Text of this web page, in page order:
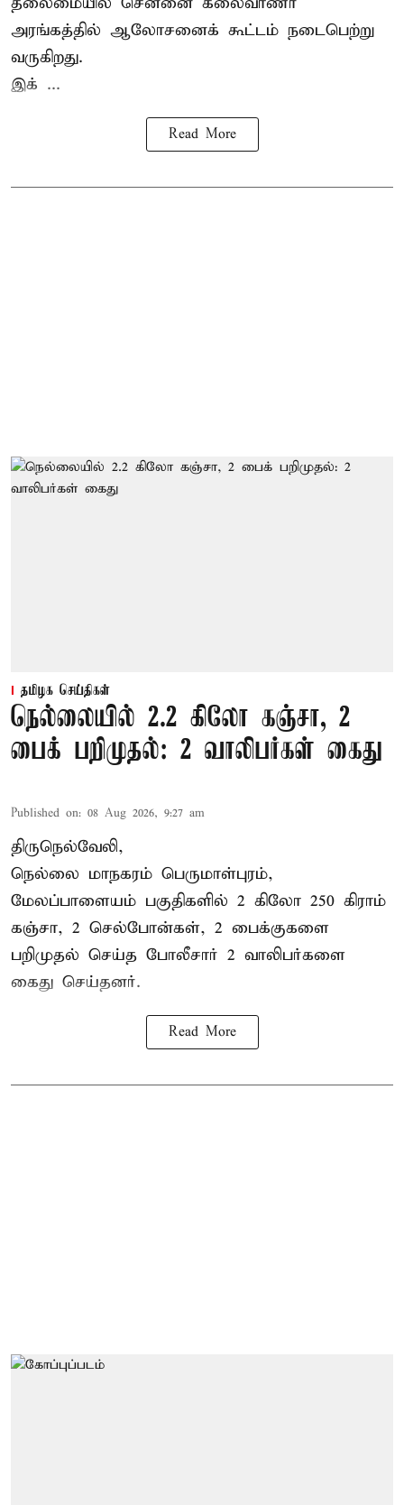
அரங்கத்தில் ஆலோசனைக் கூட்டம் நடைபெற்று
வருகிறது.
இக் ...
Read More
தமிழக செய்திகள்
நெல்லையில் 2.2 கிலோ கஞ்சா, 2
பைக் பறிமுதல்: 2 வாலிபர்கள் கைது
Published on: 08 Aug 2026, 9:27 am
திருநெல்வேலி,
நெல்லை மாநகரம் பெருமாள்புரம்,
மேலப்பாளையம் பகுதிகளில் 2 கிலோ 250 கிராம்
கஞ்சா, 2 செல்போன்கள், 2 பைக்குகளை
பறிமுதல் செய்த போலீசார் 2 வாலிபர்களை
கைது செய்தனர்.
Read More